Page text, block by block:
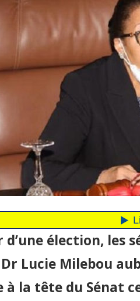
d’une élection, les
Lucie Milebou
à la tête du Sénat